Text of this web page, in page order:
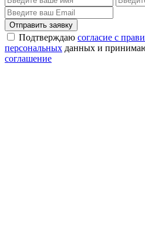
Отправить заявку
Подтверждаю согласие с
персональных данных и
соглашение